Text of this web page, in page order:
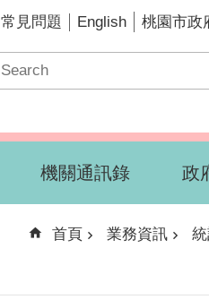
常見問題 English 桃園市政
機關通訊錄 政
首頁 業務資訊